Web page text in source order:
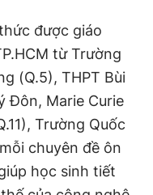
được giáo
từ Trường
(Q.5), THPT Bùi
Đôn, Marie Curie
Trường Quốc
chuyên đề ôn
học sinh tiết